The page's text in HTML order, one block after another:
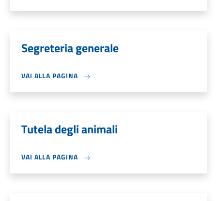
Segreteria generale
VAI ALLA PAGINA
Tutela degli animali
VAI ALLA PAGINA